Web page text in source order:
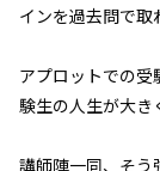
インを過去問で取
アプロットでの受
験生の人生が大き
講師陣一同、そう